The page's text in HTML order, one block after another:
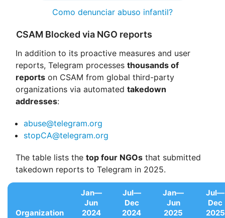
Como denunciar abuso infantil?
CSAM Blocked via NGO reports
Organization
Jan—
Jun
2024
Jul—
Dec
2024
Jan—
Jun
2025
Jul—
Dec
2025
In addition to its proactive measures and user
reports, Telegram processes thousands of
reports on CSAM from global third-party
organizations via automated takedown
addresses:
abuse@telegram.org
stopCA@telegram.org
The table lists the top four NGOs that submitted
takedown reports to Telegram in 2025.